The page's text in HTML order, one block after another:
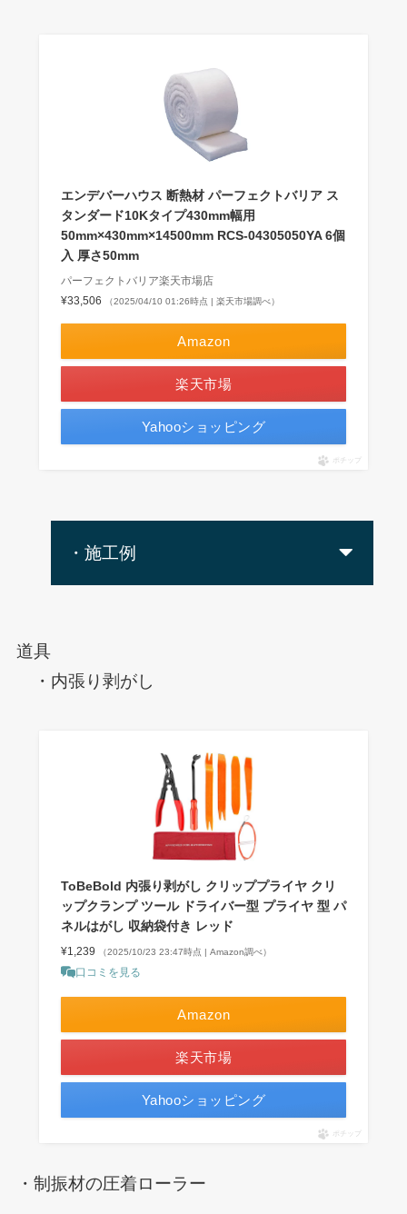
エンデバーハウス 断熱材 パーフェクトバリア ス
タンダード10Kタイプ430mm幅用
50mm×430mm×14500mm RCS-04305050YA 6個
入 厚さ50mm
パーフェクトバリア楽天市場店
¥33,506
（2025/04/10 01:26時点 | 楽天市場調べ）
Amazon
楽天市場
Yahooショッピング
ポチップ
・施工例
道具
・内張り剥がし
ToBeBold 内張り剥がし クリッププライヤ クリ
ップクランプ ツール ドライバー型 プライヤ 型 パ
ネルはがし 収納袋付き レッド
¥1,239 （2025/10/23 23:47時点 | Amazon調べ）
口コミを見る
Amazon
楽天市場
Yahooショッピング
ポチップ
・制振材の圧着ローラー